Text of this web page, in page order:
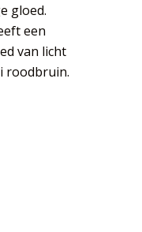
gloed.
een
van licht
roodbruin.